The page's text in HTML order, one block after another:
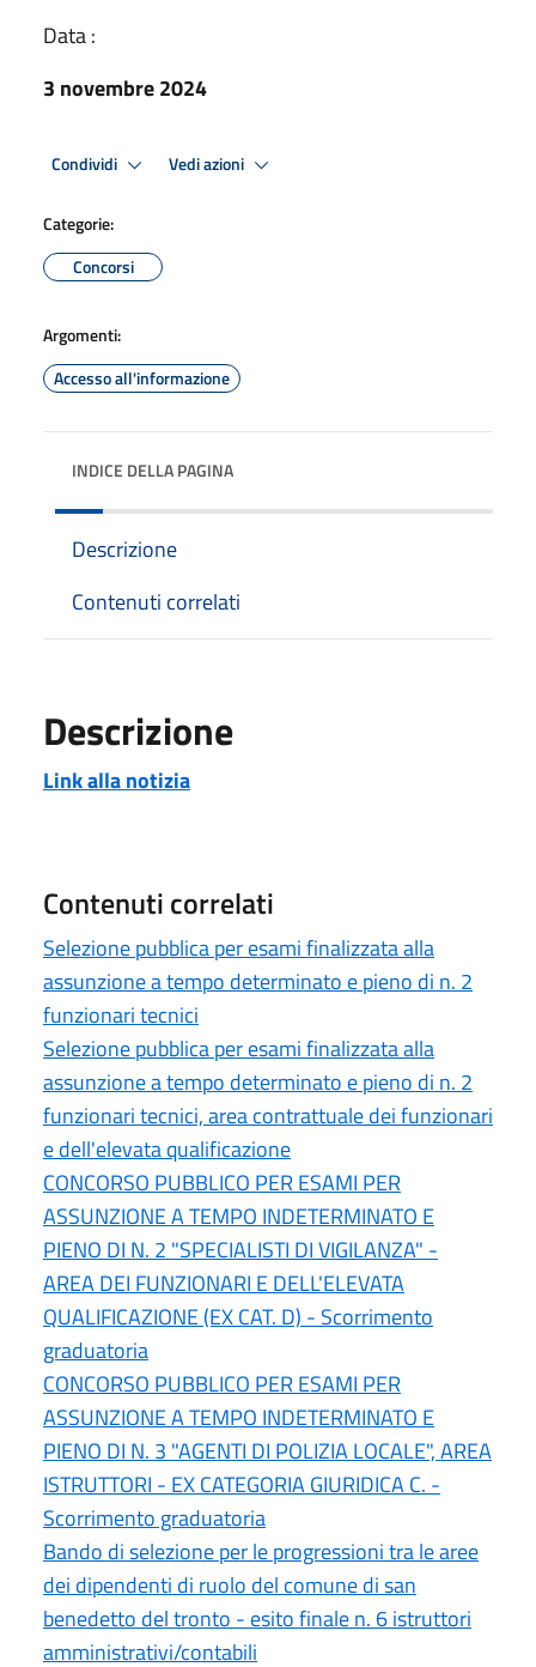
Data :
3 novembre 2024
Condividi Vedi azioni
Categorie:
Concorsi
Argomenti:
Accesso all'informazione
INDICE DELLA PAGINA
Descrizione
Contenuti correlati
Descrizione
Link alla notizia
Contenuti correlati
Selezione pubblica per esami finalizzata alla
assunzione a tempo determinato e pieno di n. 2
funzionari tecnici
Selezione pubblica per esami finalizzata alla
assunzione a tempo determinato e pieno di n. 2
funzionari tecnici, area contrattuale dei funzionari
e dell'elevata qualificazione
CONCORSO PUBBLICO PER ESAMI PER
ASSUNZIONE A TEMPO INDETERMINATO E
PIENO DI N. 2 "SPECIALISTI DI VIGILANZA" -
AREA DEI FUNZIONARI E DELL'ELEVATA
QUALIFICAZIONE (EX CAT. D) - Scorrimento
graduatoria
CONCORSO PUBBLICO PER ESAMI PER
ASSUNZIONE A TEMPO INDETERMINATO E
PIENO DI N. 3 "AGENTI DI POLIZIA LOCALE", AREA
ISTRUTTORI - EX CATEGORIA GIURIDICA C. -
Scorrimento graduatoria
Bando di selezione per le progressioni tra le aree
dei dipendenti di ruolo del comune di san
benedetto del tronto - esito finale n. 6 istruttori
amministrativi/contabili